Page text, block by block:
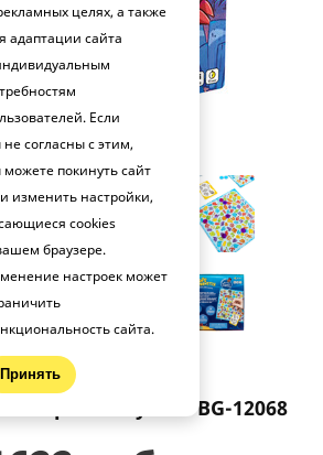
Море волнуется BG-12068
целях, а также
адаптации сайта
Если
не согласны с этим,
можете покинуть сайт
изменить настройки,
cookies
браузере.
настроек может
сайта.
Принять